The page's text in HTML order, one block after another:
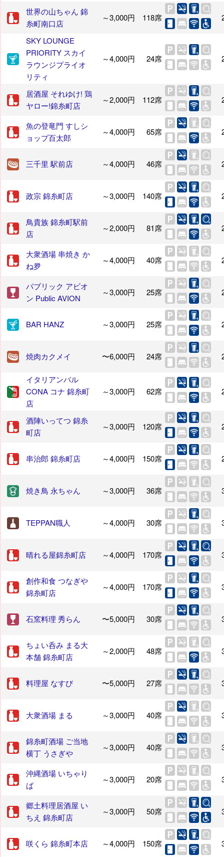
世界の山ちゃん 錦
糸町南口店
～3,000円 118席
SKY LOUNGE
PRIORITY スカイ
ラウンジプライオ
リティ
～4,000円 24席
居酒屋 それゆけ! 鶏
ヤロー!錦糸町店
～2,000円 112席
魚の登竜門 すしシ
ョップ百太郎
～4,000円 65席
三千里 駅前店 ～4,000円 46席
政宗 錦糸町店 ～3,000円 140席
鳥貴族 錦糸町駅前
店
～2,000円 81席
大衆酒場 串焼き か
ね夛
～4,000円 40席
パブリック アビオ
ン Public AVION
～3,000円 25席
BAR HANZ ～3,000円 25席
焼肉カクメイ 〜6,000円 24席
イタリアンバル
CONA コナ 錦糸町
店
～3,000円 62席
酒陣いってつ 錦糸
町店
～3,000円 120席
串治郎 錦糸町店 ～4,000円 150席
焼き鳥 永ちゃん ～3,000円 36席
TEPPAN職人 ～4,000円 30席
晴れる屋錦糸町店 ～4,000円 170席
創作和食 つなぎや
錦糸町店
～4,000円 170席
石窯料理 秀らん 〜5,000円 30席
ちょい呑み まる大
本舗 錦糸町店
～2,000円 48席
料理屋 なすび 〜5,000円 27席
大衆酒場 まる ～3,000円 40席
錦糸町酒場 ご当地
横丁 うさぎや
～3,000円 40席
沖縄酒場 いちゃり
ば
～3,000円 20席
郷土料理居酒屋 い
ちえ 錦糸町店
～3,000円 50席
咲くら 錦糸町本店 ～4,000円 150席